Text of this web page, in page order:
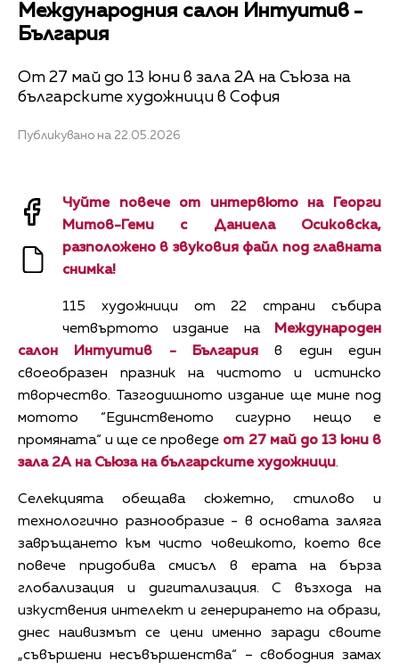
Международния салон Интуитив -
България
От 27 май до 13 юни в зала 2А на Съюза на
българските художници в София
Публикувано на 22.05.2026
Чуйте повече от интервюто на Георги
Митов-Геми с Даниела Осиковска,
разположено в звуковия файл под главната
снимка!
115 художници от 22 страни събира
четвъртото издание на
Международен
салон Интуитив - България в един един
своеобразен празник на чистото и истинско
творчество. Тазгодишното издание ще мине под
мотото “Единственото сигурно нещо е
промяната“ и ще се проведе от 27 май до 13 юни в
зала 2А на Съюза на българските художници.
Селекцията обещава сюжетно, стилово и
технологично разнообразие - в основата заляга
завръщането към чисто човешкото, което все
повече придобива смисъл в ерата на бърза
глобализация и дигитализация. С възхода на
изкуствения интелект и генерирането на образи,
днес наивизмът се цени именно заради своите
„съвършени несъвършенства“ – свободния замах